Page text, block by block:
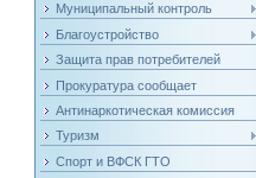
Муниципальный контроль
Благоустройство
Защита прав потребителей
Прокуратура сообщает
Антинаркотическая комиссия
Туризм
Спорт и ВФСК ГТО